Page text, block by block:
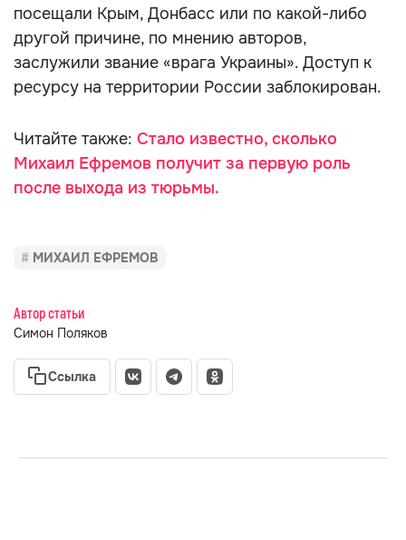
посещали Крым, Донбасс или по какой-либо
другой причине, по мнению авторов,
заслужили звание «врага Украины». Доступ к
ресурсу на территории России заблокирован.
Читайте также: Стало известно, сколько
Михаил Ефремов получит за первую роль
после выхода из тюрьмы.
МИХАИЛ ЕФРЕМОВ
Автор статьи
Симон Поляков
Ссылка